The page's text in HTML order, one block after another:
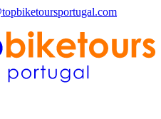
Douro Valley (3)